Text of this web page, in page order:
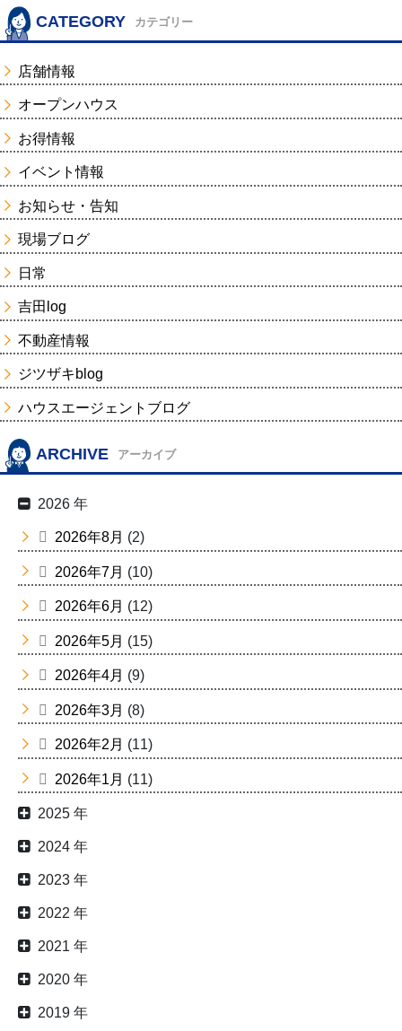
CATEGORY カテゴリー
店舗情報
オープンハウス
お得情報
イベント情報
お知らせ・告知
現場ブログ
日常
吉田log
不動産情報
ジツザキblog
ハウスエージェントブログ
ARCHIVE アーカイブ
2026 年
2026年8月 (2)
2026年7月 (10)
2026年6月 (12)
2026年5月 (15)
2026年4月 (9)
2026年3月 (8)
2026年2月 (11)
2026年1月 (11)
2025 年
2024 年
2023 年
2022 年
2021 年
2020 年
2019 年